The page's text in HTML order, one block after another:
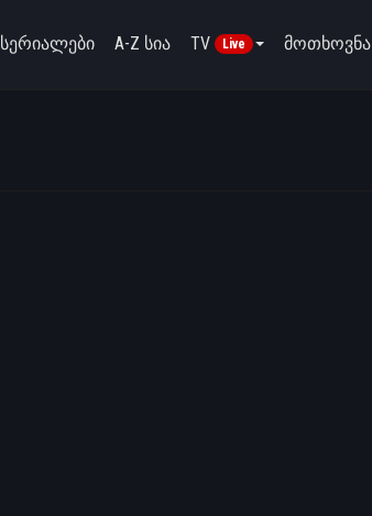
სერიალები A-Z სია TV Live მოთხოვნა